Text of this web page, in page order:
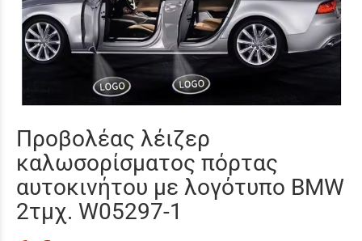
Προβολέας λέιζερ
καλωσορίσματος πόρτας
αυτοκινήτου με λογότυπο BMW
2τμχ. W05297-1